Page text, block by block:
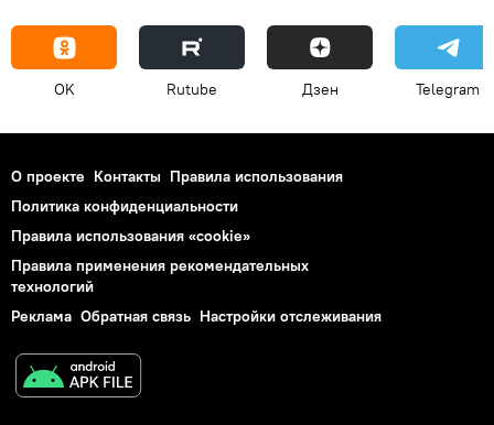
OK Rutube Дзен Telegram
О проекте Контакты Правила использования
Политика конфиденциальности
Правила использования «cookie»
Правила применения рекомендательных
технологий
Реклама Обратная связь Настройки отслеживания